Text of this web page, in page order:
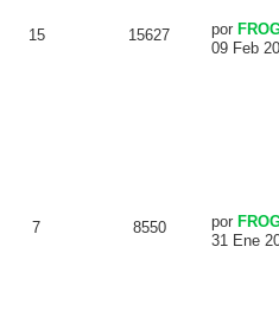
15 15627 por
09 Feb
7 8550 por
31 Ene